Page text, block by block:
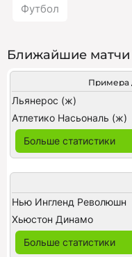
Футбол
Ближайшие матчи
Примера
Льянерос (ж)
Атлетико Насьональ (ж)
Больше статистики
Нью Ингленд Революшн
Хьюстон Динамо
Больше статистики